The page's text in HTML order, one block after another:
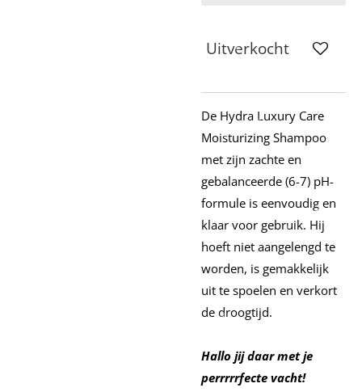
Uitverkocht
De Hydra Luxury Care
Moisturizing Shampoo
met zijn zachte en
gebalanceerde (6-7) pH-
formule is eenvoudig en
klaar voor gebruik. Hij
hoeft niet aangelengd te
worden, is gemakkelijk
uit te spoelen en verkort
de droogtijd.
Hallo jij daar met je
perrrrrfecte vacht!